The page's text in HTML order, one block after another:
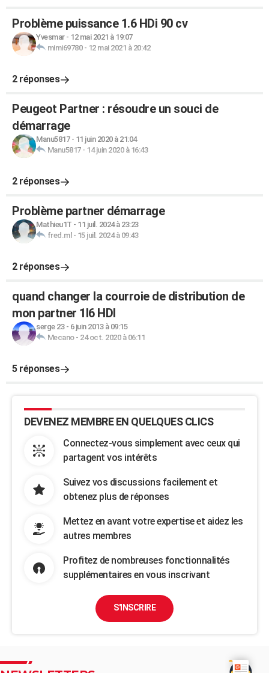
Problème puissance 1.6 HDi 90 cv
Yvesmar- 12 mai 2021 à 19:07
mimi69780- 12 mai 2021 à 20:42
2 réponses
Peugeot Partner : résoudre un souci de
démarrage
Manu5817- 11 juin 2020 à 21:04
Manu5817- 14 juin 2020 à 16:43
2 réponses
Problème partner démarrage
Mathieu1T - 11 juil. 2024 à 23:23
fred.ml - 15 juil. 2024 à 09:43
2 réponses
quand changer la courroie de distribution de
mon partner 1l6 HDI
serge 23- 6 juin 2013 à 09:15
Mecano- 24 oct. 2020 à 06:11
5 réponses
DEVENEZ MEMBRE EN QUELQUES CLICS
Connectez-vous simplement avec ceux qui
partagent vos intérêts
Suivez vos discussions facilement et
obtenez plus de réponses
Mettez en avant votre expertise et aidez les
autres membres
Profitez de nombreuses fonctionnalités
supplémentaires en vous inscrivant
S'INSCRIRE